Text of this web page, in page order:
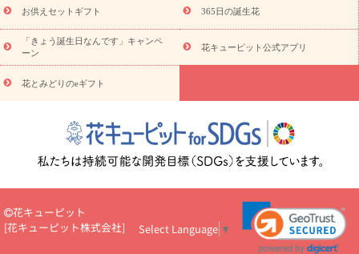
ド
お花の種類 トルコキキョウ
お祝い お祝い・3000円～ お祝い・4000円～
お祝い・
5000円～
お祝い・7000円～ お祝い・ 10000円～
お供え・お
悔やみ
円～
お供え・お悔やみ・
読み物
いのマナー
定年退職祝いのマナー
お祝いを贈るときのマナー・
花キューピットのお祝いコラム一覧
誕生日のお花を「色
彩心理学」で選ぶ方法
結婚祝いの予算相場
出産祝いお役立ち情
ール
新築引っ越し祝いコラム お祝い花のマナー総まとめ
職
場上司や先輩へ贈るお祝い花の正解は？
開店祝いの花 選び方ガイ
お供えセットギフト 365日の誕生花
「きょう誕生日なんです」キャンペ
ーン
花キューピット公式アプリ
花とみどりのeギフト
花キューピット
[花キューピット株式会社] Select Language ▼